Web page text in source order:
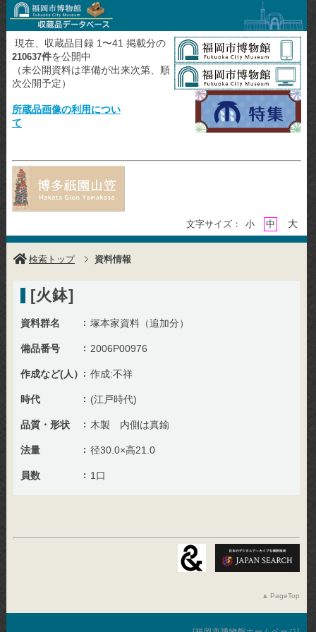
現在、収蔵品目録 1〜41 掲載分の
210637件を公開中
（未公開資料は準備が出来次第、順
次公開予定）
所蔵品画像の利用につい
て
文字サイズ： 小 中 大
検索トップ 資料情報
[火鉢]
資料群名 塚本家資料（追加分）
備品番号 2006P00976
作成など(人） 作成:不祥
時代 (江戸時代)
品質・形状 木製 内側は真鍮
法量 径30.0×高21.0
員数 1口
PageTop